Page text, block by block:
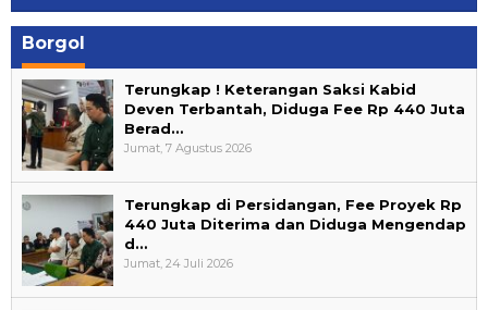
Borgol
Terungkap ! Keterangan Saksi Kabid
Deven Terbantah, Diduga Fee Rp 440 Juta
Berad…
Jumat, 7 Agustus 2026
Terungkap di Persidangan, Fee Proyek Rp
440 Juta Diterima dan Diduga Mengendap
d…
Jumat, 24 Juli 2026